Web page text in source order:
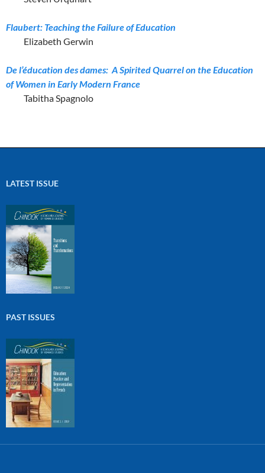
Flaubert: Teaching the Failure of Education
Elizabeth Gerwin
De l’éducation des dames: A Spirited Quarrel on the Education
ofWomen in Early Modern France
Tabitha Spagnolo
LATEST ISSUE
PAST ISSUES